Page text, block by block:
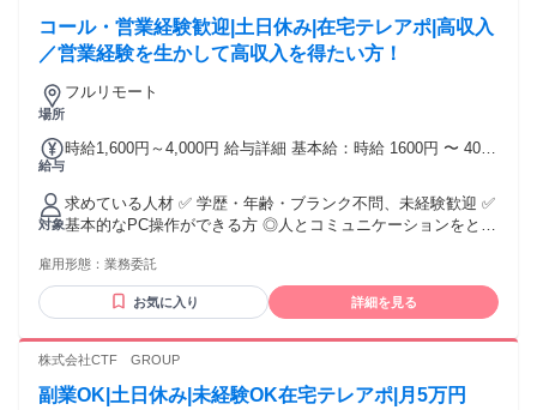
方 【特に歓迎する方】 ・個人向け（BtoC）または法人向け
（BtoB）のアウトバウンド営業経験がある方 ・架電数やアポ
フランチャイズなどのテーマに関心がある方 学歴・業界経験
コール・営業経験歓迎|土日休み|在宅テレアポ|高収入
／営業経験を生かして高収入を得たい方！
場所
フルリモート
給与
時給1,600円～4,000円 給与詳細 基本給：時給 1600円 〜 4000
る） スキル・成果次第で時給UP！
対象
求めている人材 ✅ 学歴・年齢・ブランク不問、未経験歓迎 ✅
基本的なPC操作ができる方 ◎人とコミュニケーションをとる
雇用形態： 業務委託
お気に入り 詳細を見る
株式会社CTF GROUP
副業OK|土日休み|未経験OK在宅テレアポ|月5万円